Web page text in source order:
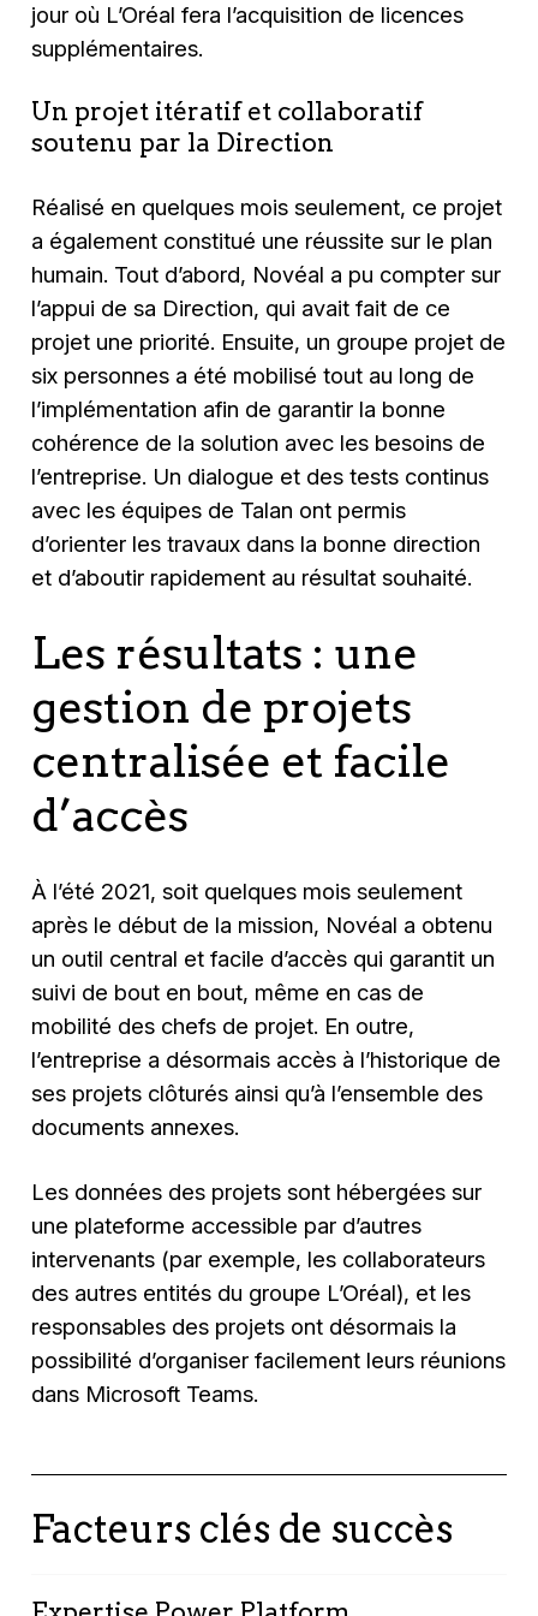
jour où L’Oréal fera l’acquisition de licences
supplémentaires.
Un projet itératif et collaboratif
soutenu par la Direction
Réalisé en quelques mois seulement, ce projet
a également constitué une réussite sur le plan
humain. Tout d’abord, Novéal a pu compter sur
l’appui de sa Direction, qui avait fait de ce
projet une priorité. Ensuite, un groupe projet de
six personnes a été mobilisé tout au long de
l’implémentation afin de garantir la bonne
cohérence de la solution avec les besoins de
l’entreprise. Un dialogue et des tests continus
avec les équipes de Talan ont permis
d’orienter les travaux dans la bonne direction
et d’aboutir rapidement au résultat souhaité.
Les résultats : une
gestion de projets
centralisée et facile
d’accès
À l’été 2021, soit quelques mois seulement
après le début de la mission, Novéal a obtenu
un outil central et facile d’accès qui garantit un
suivi de bout en bout, même en cas de
mobilité des chefs de projet. En outre,
l’entreprise a désormais accès à l’historique de
ses projets clôturés ainsi qu’à l’ensemble des
documents annexes.
Les données des projets sont hébergées sur
une plateforme accessible par d’autres
intervenants (par exemple, les collaborateurs
des autres entités du groupe L’Oréal), et les
responsables des projets ont désormais la
possibilité d’organiser facilement leurs réunions
dans Microsoft Teams.
Facteurs clés de succès